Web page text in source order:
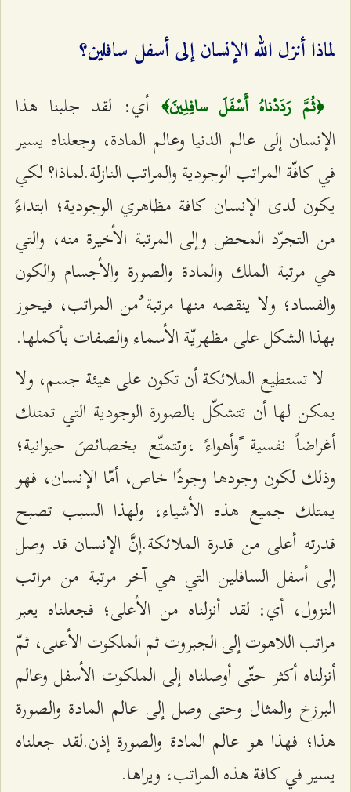
لماذا أنزل الله الإنسان إلى أسفل سافلين؟
﴿ثُمَّ رَدَدْناهُ أَسْفَلَ سافِلِينَ‌﴾ أي: لقد جلبنا هذا
الإنسان إلى عالم الدنيا وعالم المادة، وجعلناه يسير
في كافّة المراتب الوجودية والمراتب النازلة.لماذا؟ لكي
يكون لدى الإنسان كافة مظاهري الوجودية؛ ابتداءً
من التجرّد المحض وإلى المرتبة الأخيرة منه، والتي
هي مرتبة الملك والمادة والصورة والأجسام والكون
والفساد؛ ولا ينقصه منها مرتبة ٌمن المراتب، فيحوز
بهذا الشكل على مظهريّة الأسماء والصفات بأكملها.
لا تستطيع الملائكة أن تكون على هيئة جسم، ولا
يمكن لها أن تتشكّل بالصورة الوجودية التي تمتلك
أغراضاً نفسية ًوأهواءً ،وتتمتّع بخصائصَ حيوانية؛
وذلك لكون وجودها وجودًا خاص، أمّا الإنسان، فهو
يمتلك جميع هذه الأشياء، ولهذا السبب تصبح
قدرته أعلى من قدرة الملائكة.إنَّ الإنسان قد وصل
إلى أسفل السافلين التي هي آخر مرتبة من مراتب
النزول، أي: لقد أنزلناه من الأعلى؛ فجعلناه يعبر
مراتب اللاهوت إلى الجبروت ثم الملكوت الأعلى، ثمّ
أنزلناه أكثر حتّى أوصلناه إلى الملكوت الأسفل وعالم
البرزخ والمثال وحتى وصل إلى عالم المادة والصورة
هذا؛ فهذا هو عالم المادة والصورة إذن.لقد جعلناه
يسير في كافة هذه المراتب، ويراها.